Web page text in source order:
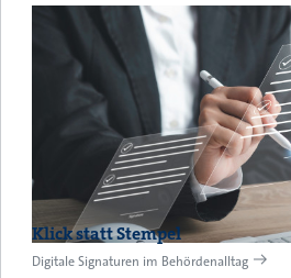
Klick statt Stempel
Digitale Signaturen im Behördenalltag